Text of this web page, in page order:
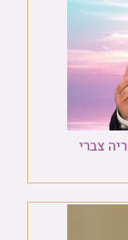
צברי